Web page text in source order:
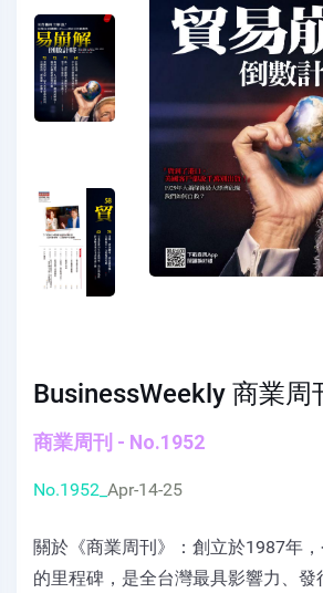
BusinessWeekly 商業周
商業周刊 - No.1952
No.1952_ Apr-14-25
關於《商業周刊》：創立於1987年
的里程碑，是全台灣最具影響力、